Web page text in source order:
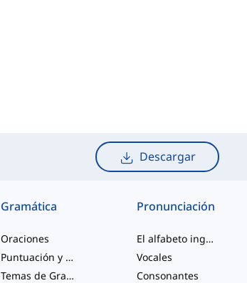
Descargar
Gramática
Oraciones
Puntuación y Ortografía
Temas de Gramática Varios
Pronunciación
El alfabeto inglés
Vocales
Consonantes